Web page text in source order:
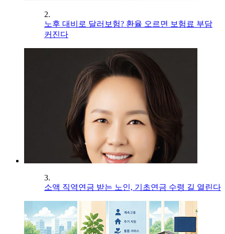
2.
노후 대비로 달러보험? 환율 오르면 보험료 부담
커진다
3.
소액 직역연금 받는 노인, 기초연금 수령 길 열린다